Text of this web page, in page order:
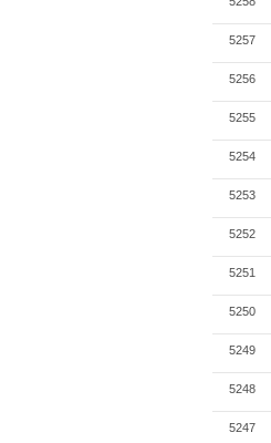
5257
5256
5255
5254
5253
5252
5251
5250
5249
5248
5247